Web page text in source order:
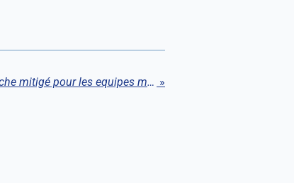
Pas de défaite mais un dimanche mitigé pour les equipes messieurs engagées en Verbier »